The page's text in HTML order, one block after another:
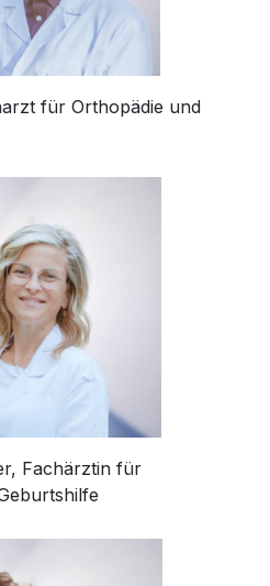
für Orthopädie und
Fachärztin für